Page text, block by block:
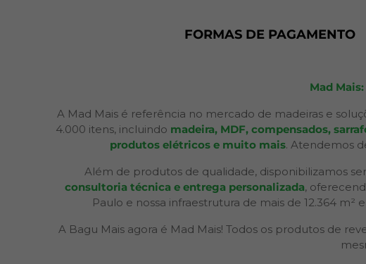
FORMAS DE PAGAMENTO
Mad
A Mad Mais é referência no mercado de madeiras e
4.000 itens, incluindo madeira, MDF, compensados,
produtos elétricos e muito mais. Atendemos
Além de produtos de qualidade, disponibilizamos
consultoria técnica e entrega personalizada,
Paulo e nossa infraestrutura de mais de 12.364
A Bagu Mais agora é Mad Mais! Todos os produtos de